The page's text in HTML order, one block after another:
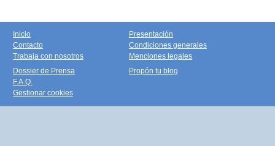
Inicio
Contacto
Trabaja con nosotros
Presentación
Condiciones generales
Menciones legales
Dossier de Prensa
F.A.Q.
Gestionar cookies
Propón tu blog